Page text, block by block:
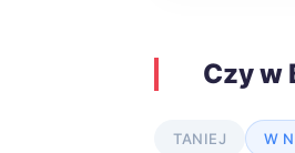
Czy w
TANIEJ W